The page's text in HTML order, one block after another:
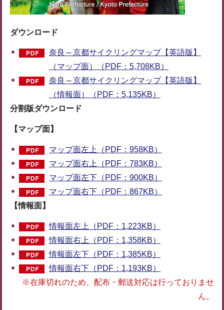
ダウンロード
奈良～京都サイクリングマップ【英語版】
（マップ面）（PDF：5,708KB）
奈良～京都サイクリングマップ【英語版】
（情報面）（PDF：5,135KB）
分割版ダウンロード
【マップ面】
マップ面左上（PDF：958KB）
マップ面右上（PDF：783KB）
マップ面左下（PDF：900KB）
マップ面右下（PDF：867KB）
【情報面】
情報面左上（PDF：1,223KB）
情報面右上（PDF：1,358KB）
情報面左下（PDF：1,385KB）
情報面右下（PDF：1,193KB）
※在庫切れのため、配布・郵送対応は行っておりませ
ん。